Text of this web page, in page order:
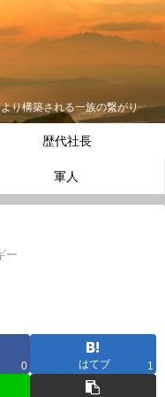
り構築される一族の繋がり
歴代社長
軍人
ー
0 はてブ 1